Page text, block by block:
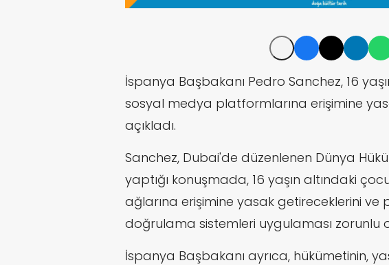
İspanya Başbakanı Pedro Sanchez, 16
sosyal medya platformlarına erişimine
açıkladı.
Sanchez, Dubai'de düzenlenen Dünya
yaptığı konuşmada, 16 yaşın altındaki
ağlarına erişimine yasak getireceklerini ve
doğrulama sistemleri uygulaması zorunlu
İspanya Başbakanı ayrıca, hükümetinin,